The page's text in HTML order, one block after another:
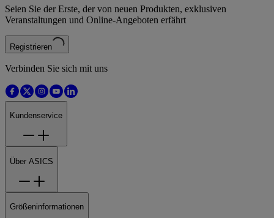
Seien Sie der Erste, der von neuen Produkten, exklusiven
Veranstaltungen und Online-Angeboten erfährt
Registrieren
Verbinden Sie sich mit uns
Kundenservice
Über ASICS
Größeninformationen